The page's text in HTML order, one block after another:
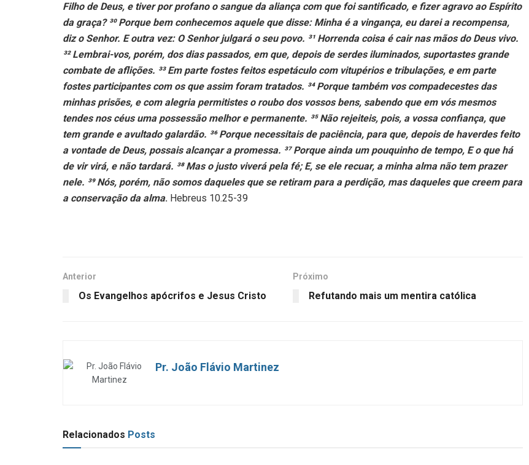
Filho de Deus, e tiver por profano o sangue da aliança com que foi santificado, e fizer agravo ao Espírito
da graça? ³⁰ Porque bem conhecemos aquele que disse: Minha é a vingança, eu darei a recompensa,
diz o Senhor. E outra vez: O Senhor julgará o seu povo. ³¹ Horrenda coisa é cair nas mãos do Deus vivo.
³² Lembrai-vos, porém, dos dias passados, em que, depois de serdes iluminados, suportastes grande
combate de aflições. ³³ Em parte fostes feitos espetáculo com vitupérios e tribulações, e em parte
fostes participantes com os que assim foram tratados. ³⁴ Porque também vos compadecestes das
minhas prisões, e com alegria permitistes o roubo dos vossos bens, sabendo que em vós mesmos
tendes nos céus uma possessão melhor e permanente. ³⁵ Não rejeiteis, pois, a vossa confiança, que
tem grande e avultado galardão. ³⁶ Porque necessitais de paciência, para que, depois de haverdes feito
a vontade de Deus, possais alcançar a promessa. ³⁷ Porque ainda um pouquinho de tempo, E o que há
de vir virá, e não tardará. ³⁸ Mas o justo viverá pela fé; E, se ele recuar, a minha alma não tem prazer
nele. ³⁹ Nós, porém, não somos daqueles que se retiram para a perdição, mas daqueles que creem para
a conservação da alma. Hebreus 10.25-39
Anterior
Os Evangelhos apócrifos e Jesus Cristo
Próximo
Refutando mais um mentira católica
Pr. João Flávio Martinez
Relacionados Posts